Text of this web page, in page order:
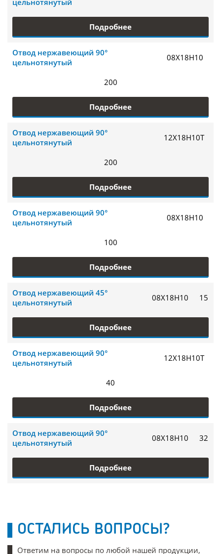
цельнотянутый
Подробнее
Отвод нержавеющий 90°
цельнотянутый
08Х18Н10
200
Подробнее
Отвод нержавеющий 90°
цельнотянутый
12Х18Н10Т
200
Подробнее
Отвод нержавеющий 90°
цельнотянутый
08Х18Н10
100
Подробнее
Отвод нержавеющий 45°
цельнотянутый
08Х18Н10 15
Подробнее
Отвод нержавеющий 90°
цельнотянутый
12Х18Н10Т
40
Подробнее
Отвод нержавеющий 90°
цельнотянутый
08Х18Н10 32
Подробнее
ОСТАЛИСЬ ВОПРОСЫ?
Ответим на вопросы по любой нашей продукции,